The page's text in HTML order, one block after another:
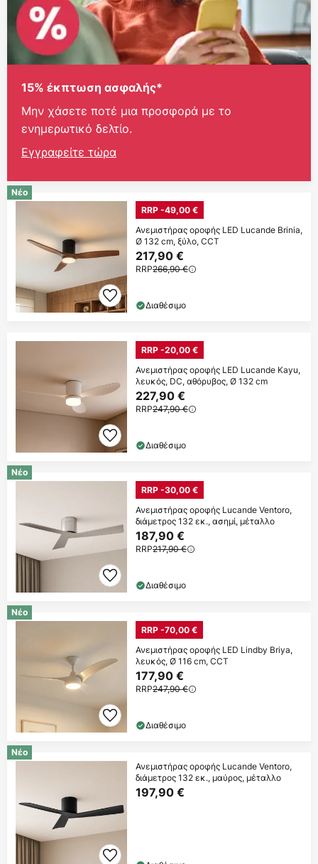
15% έκπτωση ασφαλής*
Μην χάσετε ποτέ μια προσφορά με το
ενημερωτικό δελτίο.
Εγγραφείτε τώρα
Νέο
RRP -49,00 €
Ανεμιστήρας οροφής LED Lucande Brinia,
Ø 132 cm, ξύλο, CCT
217,90 €
RRP266,90 €
Διαθέσιμο
RRP -20,00 €
Ανεμιστήρας οροφής LED Lucande Kayu,
λευκός, DC, αθόρυβος, Ø 132 cm
227,90 €
RRP247,90 €
Διαθέσιμο
Νέο
RRP -30,00 €
Ανεμιστήρας οροφής Lucande Ventoro,
διάμετρος 132 εκ., ασημί, μέταλλο
187,90 €
RRP217,90 €
Διαθέσιμο
Νέο
RRP -70,00 €
Ανεμιστήρας οροφής LED Lindby Briya,
λευκός, Ø 116 cm, CCT
177,90 €
RRP247,90 €
Διαθέσιμο
Νέο
Ανεμιστήρας οροφής Lucande Ventoro,
διάμετρος 132 εκ., μαύρος, μέταλλο
197,90 €